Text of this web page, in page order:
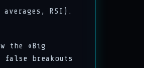
RSI).
the «Big
breakouts